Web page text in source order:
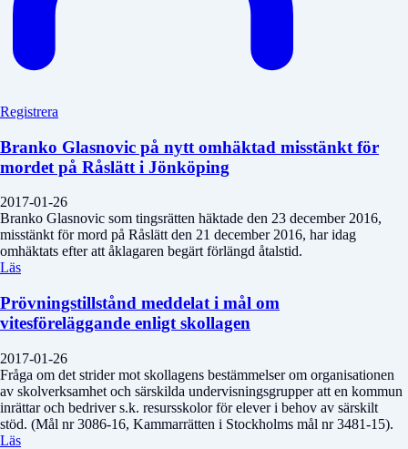
Registrera
Branko Glasnovic på nytt omhäktad misstänkt för
mordet på Råslätt i Jönköping
2017-01-26
Branko Glasnovic som tingsrätten häktade den 23 december 2016,
misstänkt för mord på Råslätt den 21 december 2016, har idag
omhäktats efter att åklagaren begärt förlängd åtalstid.
Läs
Prövningstillstånd meddelat i mål om
vitesföreläggande enligt skollagen
2017-01-26
Fråga om det strider mot skollagens bestämmelser om organisationen
av skolverksamhet och särskilda undervisningsgrupper att en kommun
inrättar och bedriver s.k. resursskolor för elever i behov av särskilt
stöd. (Mål nr 3086-16, Kammarrätten i Stockholms mål nr 3481-15).
Läs